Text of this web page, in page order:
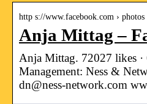
http s://www.facebook.com › photos
Anja Mittag –
Anja Mittag. 72027 likes
Management: Ness &
dn@ness-network.com